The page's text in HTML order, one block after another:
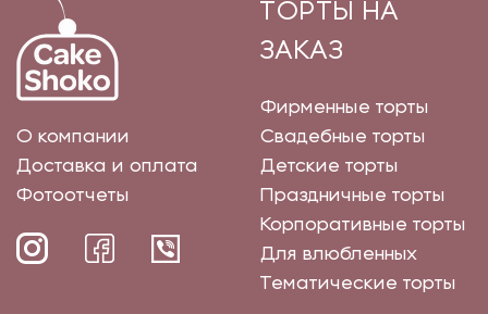
О компании
Доставка и оплата
Фотоотчеты
ТОРТЫ НА
ЗАКАЗ
Фирменные торты
Свадебные торты
Детские торты
Праздничные торты
Корпоративные торты
Для влюбленных
Тематические торты